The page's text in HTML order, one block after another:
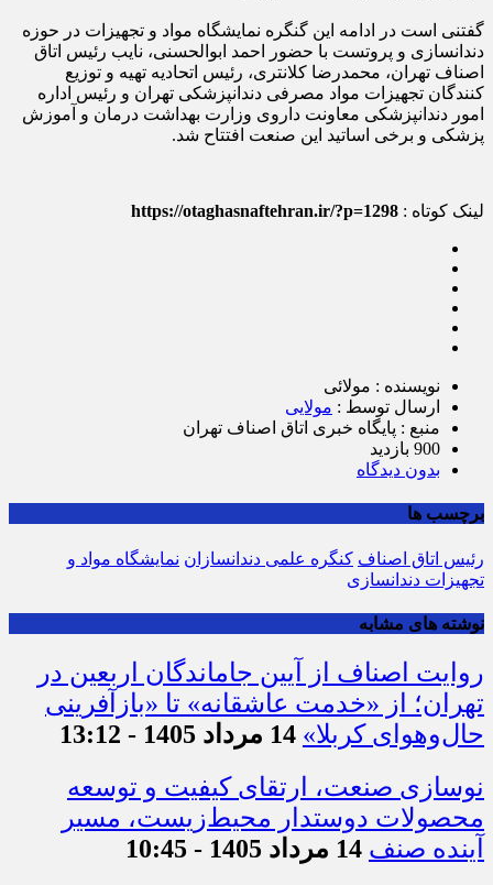
گفتنی است در ادامه این گنگره نمایشگاه مواد و تجهیزات در حوزه
دندانسازی و پروتست با حضور احمد ابوالحسنی، نایب رئیس اتاق
اصناف تهران، محمدرضا کلانتری، رئیس اتحادیه تهیه و توزیع
کنندگان تجهیزات مواد مصرفی دندانپزشکی تهران و رئیس اداره
امور دندانپزشکی معاونت داروی وزارت بهداشت درمان و آموزش
پزشکی و برخی اساتید این صنعت افتتاح شد.
لینک کوتاه : https://otaghasnaftehran.ir/?p=1298
نویسنده : مولائی
ارسال توسط : مولایی
منبع : پایگاه خبری اتاق اصناف تهران
900 بازدید
بدون دیدگاه
برچسب ها
رئیس اتاق اصناف کنگره علمی دندانسازان نمایشگاه مواد و
تجهیزات دندانسازی
نوشته های مشابه
روایت اصناف از آیین جاماندگان اربعین در
تهران؛ از «خدمت عاشقانه» تا «بازآفرینی
حال‌وهوای کربلا» 14 مرداد 1405 - 13:12
نوسازی صنعت، ارتقای کیفیت و توسعه
محصولات دوستدار محیط‌زیست، مسیر
آینده صنف 14 مرداد 1405 - 10:45